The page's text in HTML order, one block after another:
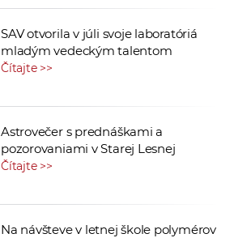
SAV otvorila v júli svoje laboratóriá
mladým vedeckým talentom
Čítajte >>
Astrovečer s prednáškami a
pozorovaniami v Starej Lesnej
Čítajte >>
Na návšteve v letnej škole polymérov